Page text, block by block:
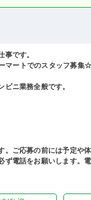
です。
マートでのスタッフ募集
ニ業務全般です。
。ご応募の前には予定や
ず電話をお願いします。